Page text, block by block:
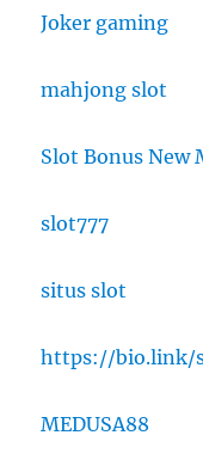
Joker gaming
mahjong slot
Slot Bonus New
slot777
situs slot
https://bio.link/
MEDUSA88